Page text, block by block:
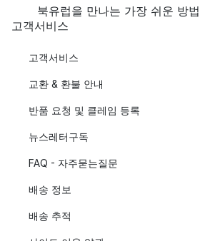
북유럽을 만나는 가장 쉬운 방
고객서비스
고객서비스
교환 & 환불 안내
반품 요청 및 클레임 등록
뉴스레터구독
FAQ - 자주묻는질문
배송 정보
배송 추적